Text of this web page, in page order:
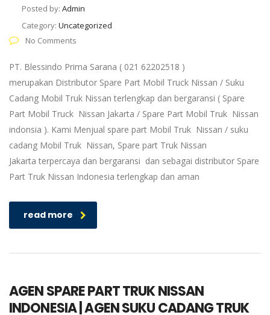
Posted by: Admin
Category: Uncategorized
No Comments
PT. Blessindo Prima Sarana ( 021 62202518 )
merupakan Distributor Spare Part Mobil Truck Nissan / Suku
Cadang Mobil Truk Nissan terlengkap dan bergaransi ( Spare
Part Mobil Truck Nissan Jakarta / Spare Part Mobil Truk Nissan
indonsia ). Kami Menjual spare part Mobil Truk Nissan / suku
cadang Mobil Truk Nissan, Spare part Truk Nissan
Jakarta terpercaya dan bergaransi dan sebagai distributor Spare
Part Truk Nissan Indonesia terlengkap dan aman
read more
AGEN SPARE PART TRUK NISSAN
INDONESIA | AGEN SUKU CADANG TRUK